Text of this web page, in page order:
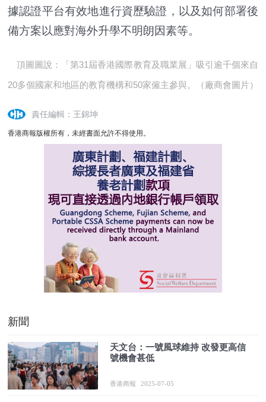
據認證平台有效地進行資歷驗證，以及如何部署後
備方案以應對海外升學不明朗因素等。
頂圖圖說：「第31屆香港國際教育及職業展」吸引逾千個來自
20多個國家和地區的教育機構和50家僱主參與。（廠商會圖片）
責任編輯：王錦坤
香港商報版權所有，未經書面允許不得使用。
新聞
天文台：一號風球維持 改發更高信
號機會甚低
香港商報 2025-07-05